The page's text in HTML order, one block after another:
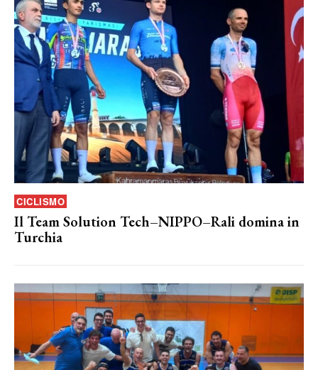
CICLISMO
Il Team Solution Tech–NIPPO–Rali domina in
Turchia